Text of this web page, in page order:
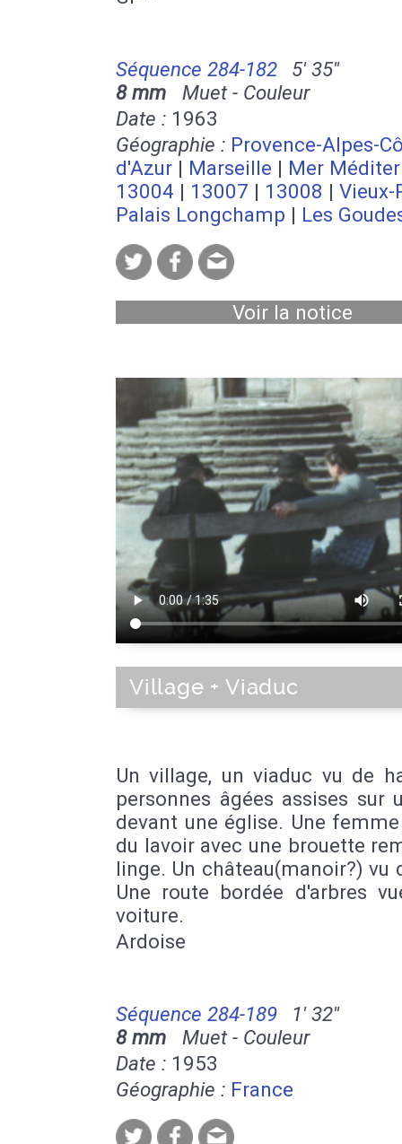
Séquence 284-182
5' 35''
8 mm Muet - Couleur
Date : 1963
Géographie : Provence-Alpes-
d'Azur | Marseille | Mer
13004 | 13007 | 13008 | Vieux-
Palais Longchamp | Les
Voir la notice
Village + Viaduc
Un village, un viaduc vu de
personnes âgées assises sur
devant une église. Une
du lavoir avec une brouette
linge. Un château(manoir?) vu
Une route bordée d'arbres
voiture.
Ardoise
Séquence 284-189
1' 32''
8 mm Muet - Couleur
Date : 1953
Géographie : France